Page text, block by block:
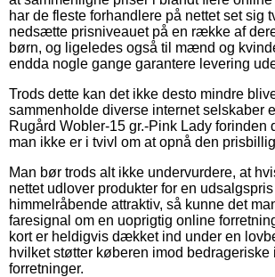
har de fleste forhandlere på nettet set sig
nedsætte prisniveauet på en række af
børn, og ligeledes også til mænd og
endda nogle gange garantere levering
Trods dette kan det ikke desto mindre
sammenholde diverse internet selskaber
Rugård Wobler-15 gr.-Pink Lady forinden
man ikke er i tvivl om at opnå den
Man bør trods alt ikke undervurdere, at
nettet udlover produkter for en
himmelråbende attraktiv, så kunne det
faresignal om en uoprigtig online
kort er heldigvis dækket ind under en
hvilket støtter køberen imod bedrageriske
forretninger.